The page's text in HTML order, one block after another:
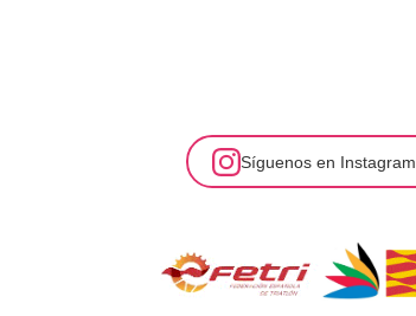
Síguenos en Instagram